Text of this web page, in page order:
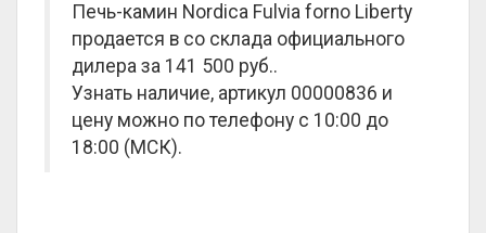
Печь-камин Nordica Fulvia forno Liberty
продается в со склада официального
дилера за 141 500 руб..
Узнать наличие, артикул 00000836 и
цену можно по телефону с 10:00 до
18:00 (МСК).